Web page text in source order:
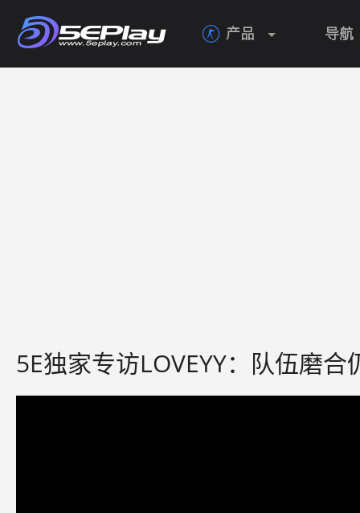
 产品 导航
5E独家专访LOVEYY：队伍磨